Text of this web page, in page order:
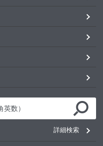
詳細検索